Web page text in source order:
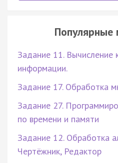
Популярные
Задание 11. Вычисление
информации.
Задание 17. Обработка
Задание 27.
по времени и памяти
Задание 12. Обработка
Чертёжник, Редактор